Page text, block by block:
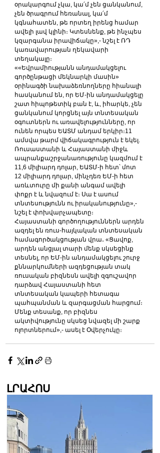
օրակարգում չկա, կա՛մ չեն ցանկանում,
չեն ծրագրում հեռանալ, կա՛մ
կգնահատեն, թե որտեղ իրենց համար
ավելի լավ կլինի։ Կտեսնենք, թե ինչպես
կզարգանա իրավիճակը»,- ​​նշել է ՌԴ
կառավարության ղեկավարի
տեղակալը։
««Եվրամիությանն անդամակցելու
գործընթացի մեկնարկի մասին»
օրինագծի նախաձեռնողները հիանալի
հասկանում են, որ ԵՄ-ին անդամակցելը
շատ հիպոթետիկ բան է, և, իհարկե, չեն
ցանկանում կորցնել այն տնտեսական
օգուտներն ու առավելությունները, որ
ունեն որպես ԵԱՏՄ անդամ երկիր։11
ամսվա թարմ վիճակագրություն է եկել.
Ռուսաստանի և Հայաստանի միջև
ապրանքաշրջանառությունը կազմում է
11,6 միլիարդ դոլար, ԵԱՏՄ-ի հետ՝ մոտ
12 միլիարդ դոլար, մինչդեռ ԵՄ-ի հետ
առևտուրը մի քանի անգամ ավելի
փոքր է և նվազում է։ Սա է ասում
տնտեսությունն ու իրականությունը»,-
նշել է փոխվարչապետը։
Հայաստանի գործողություններն արդեն
ազդել են ռուս-հայկական տնտեսական
համագործակցության վրա․ «Ցավոք,
արդեն անցյալ տարի մենք սկսեցինք
տեսնել, որ ԵՄ-ին անդամակցելու շուրջ
քննարկումների ազդեցության տակ
ռուսական բիզնեսն ավելի զգուշավոր
դարձավ Հայաստանի հետ
տնտեսական կապերի հետագա
պահպանման և զարգացման հարցում։
Մենք տեսանք, որ բիզնես
ակտիվությունը սկսեց նվազել մի շարք
ոլորտներում»,- ասել է Օվերչուկը։
ԼՐԱՀՈՍ